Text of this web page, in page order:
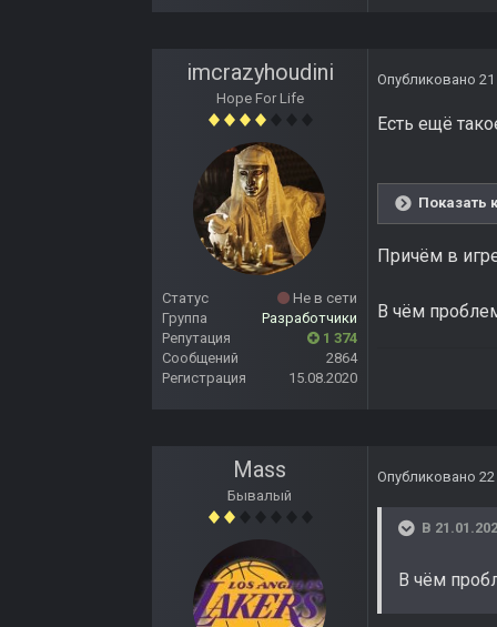
imcrazyhoudini
Hope For Life
Статус
Не в сети
Группа
Разработчики
Репутация
1 374
Сообщений
2864
Регистрация
15.08.2020
Опубликовано
Есть ещё
Показать
Причём в
В чём
Mass
Бывалый
Опубликовано
В
В чём